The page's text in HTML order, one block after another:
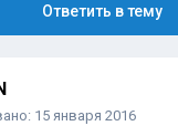
Ответить в тему
15 января 2016